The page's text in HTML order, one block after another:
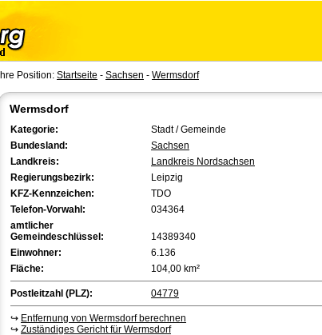
Ihre Position: Startseite - Sachsen - Wermsdorf
Wermsdorf
Kategorie:
Stadt / Gemeinde
Bundesland:
Sachsen
Landkreis:
Landkreis Nordsachsen
Regierungsbezirk:
Leipzig
KFZ-Kennzeichen:
TDO
Telefon-Vorwahl:
034364
amtlicher
Gemeindeschlüssel:
14389340
Einwohner:
6.136
Fläche:
104,00 km²
Postleitzahl (PLZ): 04779
↪ Entfernung von Wermsdorf berechnen
↪ Zuständiges Gericht für Wermsdorf